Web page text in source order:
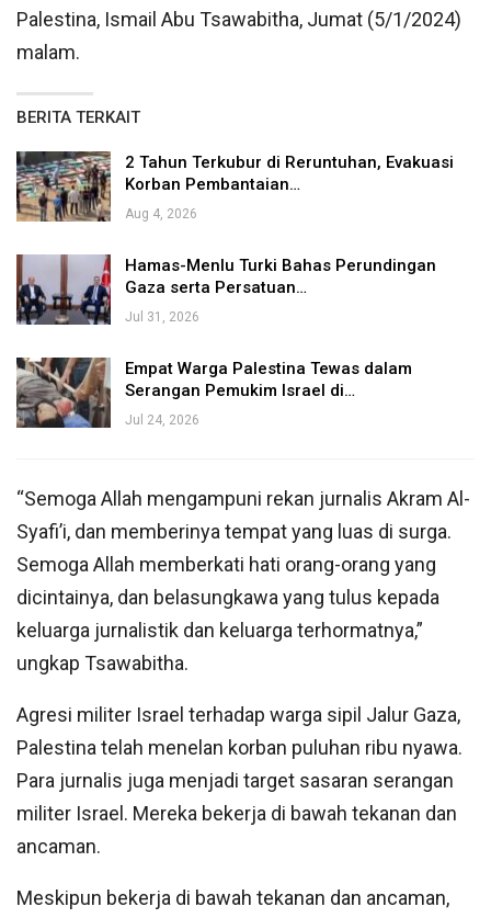
Palestina, Ismail Abu Tsawabitha, Jumat (5/1/2024)
malam.
BERITA TERKAIT
2 Tahun Terkubur di Reruntuhan, Evakuasi
Korban Pembantaian…
Aug 4, 2026
Hamas-Menlu Turki Bahas Perundingan
Gaza serta Persatuan…
Jul 31, 2026
Empat Warga Palestina Tewas dalam
Serangan Pemukim Israel di…
Jul 24, 2026
“Semoga Allah mengampuni rekan jurnalis Akram Al-
Syafi’i, dan memberinya tempat yang luas di surga.
Semoga Allah memberkati hati orang-orang yang
dicintainya, dan belasungkawa yang tulus kepada
keluarga jurnalistik dan keluarga terhormatnya,”
ungkap Tsawabitha.
Agresi militer Israel terhadap warga sipil Jalur Gaza,
Palestina telah menelan korban puluhan ribu nyawa.
Para jurnalis juga menjadi target sasaran serangan
militer Israel. Mereka bekerja di bawah tekanan dan
ancaman.
Meskipun bekerja di bawah tekanan dan ancaman,